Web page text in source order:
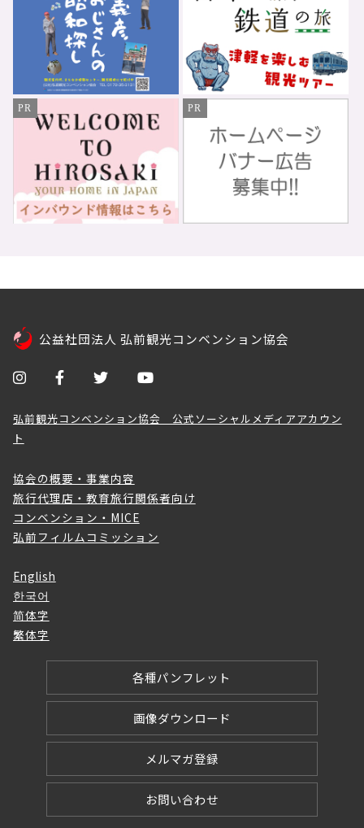
PR PR
公益社団法人 弘前観光コンベンション協会
弘前観光コンベンション協会 公式ソーシャルメディアアカウン
ト
協会の概要・事業内容
旅行代理店・教育旅行関係者向け
コンベンション・MICE
弘前フィルムコミッション
English
한국어
简体字
繁体字
各種パンフレット
画像ダウンロード
メルマガ登録
お問い合わせ